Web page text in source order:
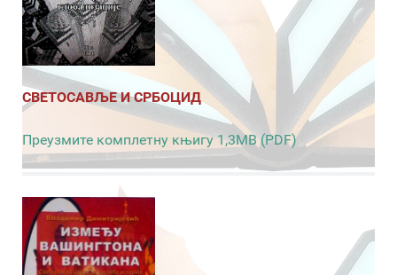
СВЕТОСАВЉЕ И СРБОЦИД
Преузмите комплетну књигу 1,3MB (PDF)